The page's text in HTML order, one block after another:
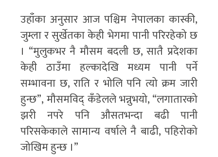
उहाँका अनुसार आज पश्चिम नेपालका कास्की,
जुम्ला र सुर्खेतका केही भेगमा पानी परिरहेको छ
। “मुलुकभर नै मौसम बदली छ, सातै प्रदेशका
केही ठाउँमा हल्कादेखि मध्यम पानी पर्ने
सम्भावना छ, राति र भोलि पनि त्यो क्रम जारी
हुन्छ”, मौसमविद् कँडेलले भन्नुभयो, “लगातारको
झरी नपरे पनि औसतभन्दा बढी पानी
परिसकेकाले सामान्य वर्षाले नै बाढी, पहिरोको
जोखिम हुन्छ ।”